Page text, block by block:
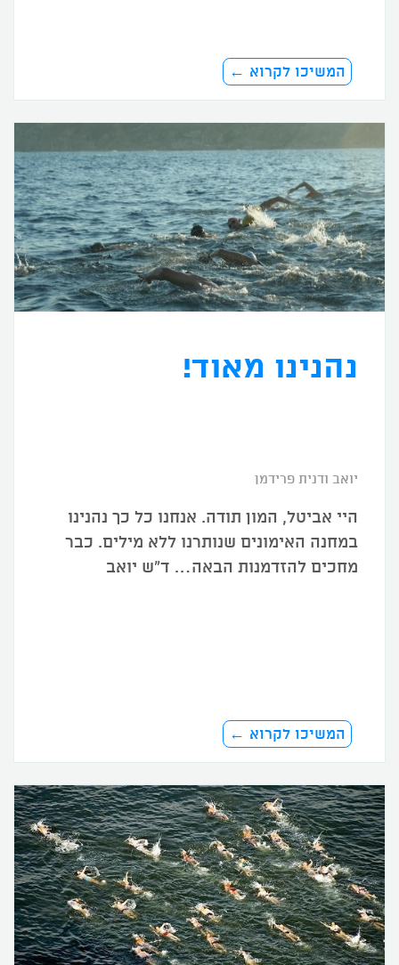
המשיכו לקרוא ←
נהנינו מאוד!
יואב ודנית פרידמן
היי אביטל, המון תודה. אנחנו כל כך נהנינו
במחנה האימונים שנותרנו ללא מילים. כבר
מחכים להזדמנות הבאה… ד"ש יואב
המשיכו לקרוא ←